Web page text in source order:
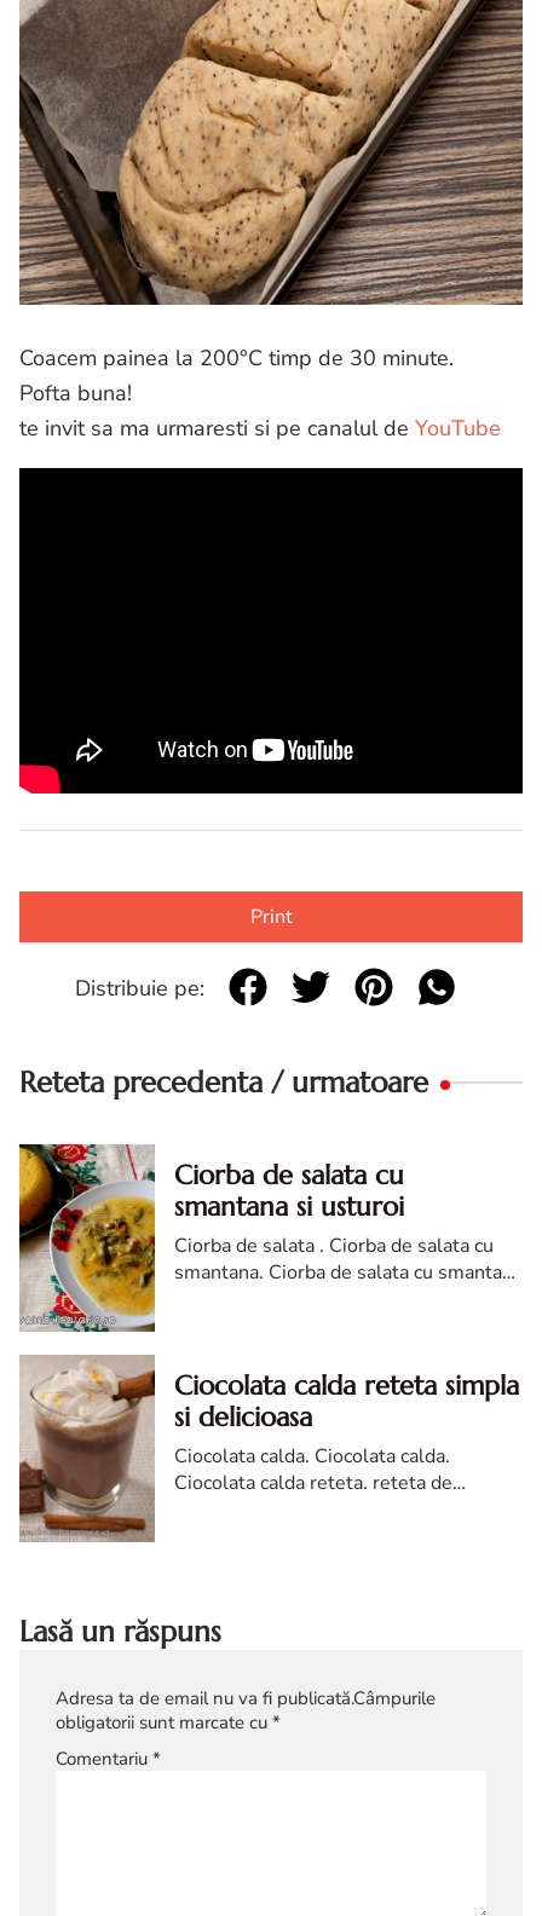
Coacem painea la 200°C timp de 30 minute.
Pofta buna!
te invit sa ma urmaresti si pe canalul de YouTube
Print
Distribuie pe:
Reteta precedenta / urmatoare
Ciorba de salata cu
smantana si usturoi
Ciorba de salata . Ciorba de salata cu
smantana. Ciorba de salata cu smantana
Ciocolata calda reteta simpla
si delicioasa
Ciocolata calda. Ciocolata calda.
Ciocolata calda reteta. reteta de
Lasă un răspuns
Adresa ta de email nu va fi publicată.Câmpurile
obligatorii sunt marcate cu *
Comentariu *